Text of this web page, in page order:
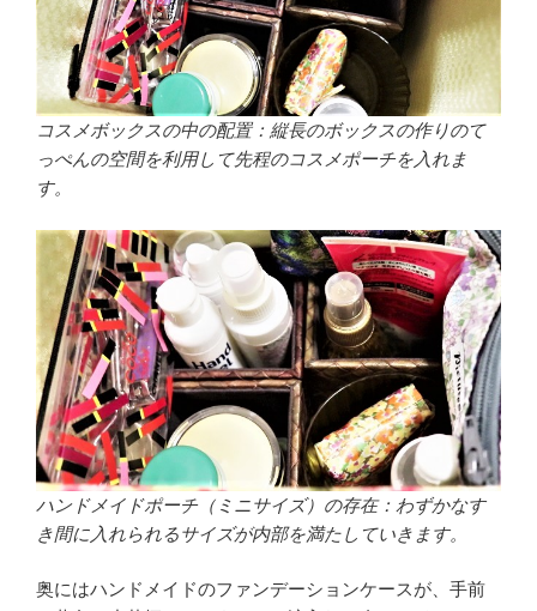
コスメボックスの中の配置：縦長のボックスの作りのて
っぺんの空間を利用して先程のコスメポーチを入れま
す。
ハンドメイドポーチ（ミニサイズ）の存在：わずかなす
き間に入れられるサイズが内部を満たしていきます。
奥にはハンドメイドのファンデーションケースが、手前